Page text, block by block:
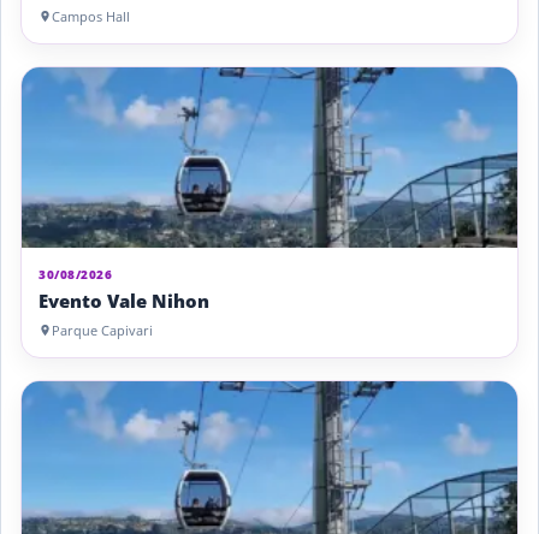
Campos Hall
30/08/2026
Evento Vale Nihon
Parque Capivari